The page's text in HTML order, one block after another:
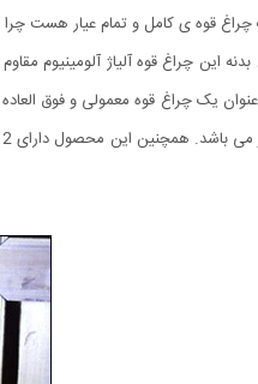
یک چراغ قوه معمولی و فوق